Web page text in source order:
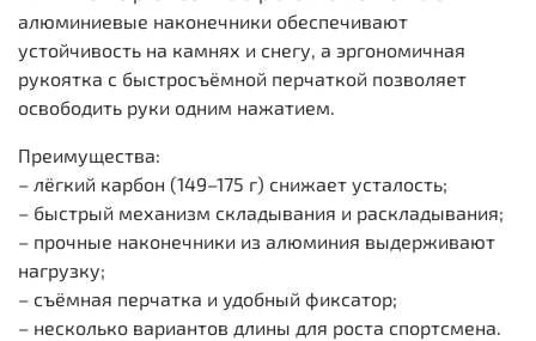
алюминиевые наконечники обеспечивают
устойчивость на камнях и снегу, а эргономичная
рукоятка с быстросъёмной перчаткой позволяет
освободить руки одним нажатием.
Преимущества:
– лёгкий карбон (149–175 г) снижает усталость;
– быстрый механизм складывания и раскладывания;
– прочные наконечники из алюминия выдерживают
нагрузку;
– съёмная перчатка и удобный фиксатор;
– несколько вариантов длины для роста спортсмена.